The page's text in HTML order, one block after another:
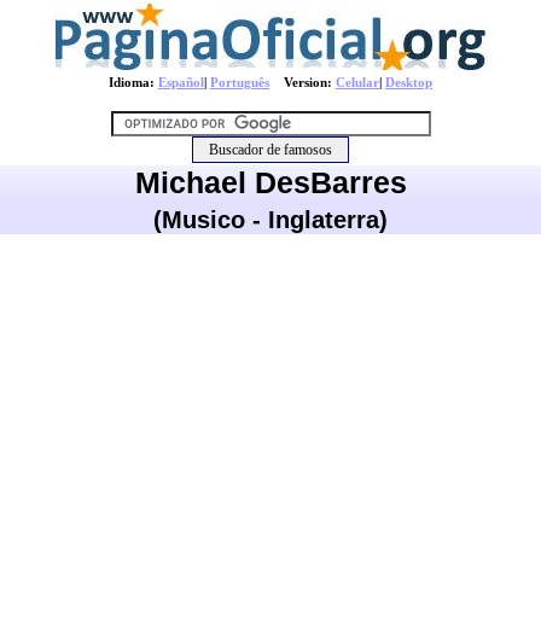
Idioma: Español| Português Version: Celular| Desktop
Michael DesBarres
(Musico - Inglaterra)